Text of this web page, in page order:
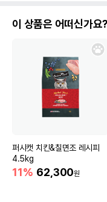
이 상품은 어떠신가요?
퍼시캣 치킨&칠면조 레시피
4.5kg
11% 62,300원